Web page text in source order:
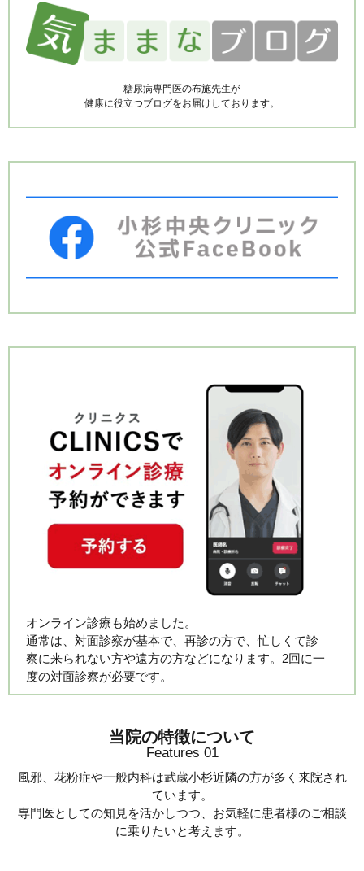
糖尿病専門医の布施先生が
健康に役立つブログをお届けしております。
オンライン診療も始めました。
通常は、対面診察が基本で、再診の方で、忙しくて診
察に来られない方や遠方の方などになります。2回に一
度の対面診察が必要です。
当院の特徴について
Features 01
風邪、花粉症や一般内科は武蔵小杉近隣の方が多く来院され
ています。
専門医としての知見を活かしつつ、お気軽に患者様のご相談
に乗りたいと考えます。